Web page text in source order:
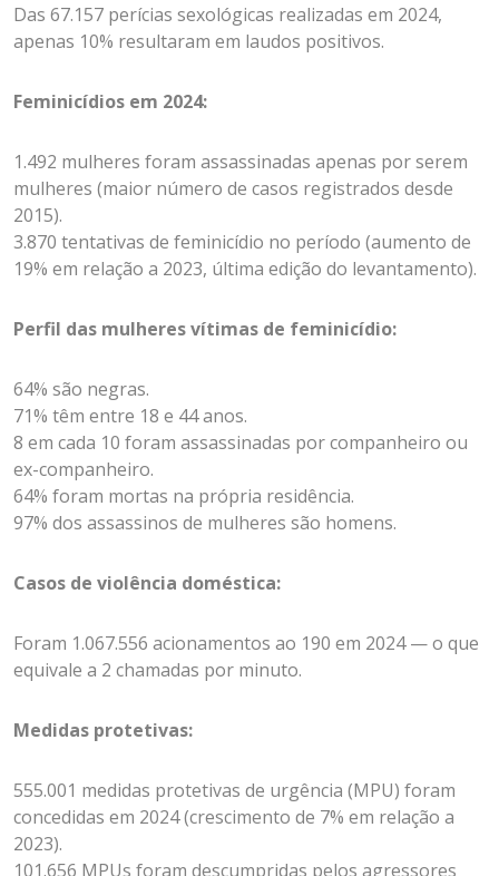
Das 67.157 perícias sexológicas realizadas em 2024,
apenas 10% resultaram em laudos positivos.
Feminicídios em 2024:
1.492 mulheres foram assassinadas apenas por serem
mulheres (maior número de casos registrados desde
2015).
3.870 tentativas de feminicídio no período (aumento de
19% em relação a 2023, última edição do levantamento).
Perfil das mulheres vítimas de feminicídio:
64% são negras.
71% têm entre 18 e 44 anos.
8 em cada 10 foram assassinadas por companheiro ou
ex-companheiro.
64% foram mortas na própria residência.
97% dos assassinos de mulheres são homens.
Casos de violência doméstica:
Foram 1.067.556 acionamentos ao 190 em 2024 — o que
equivale a 2 chamadas por minuto.
Medidas protetivas:
555.001 medidas protetivas de urgência (MPU) foram
concedidas em 2024 (crescimento de 7% em relação a
2023).
101.656 MPUs foram descumpridas pelos agressores